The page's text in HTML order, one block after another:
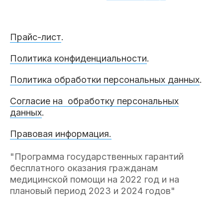
Прайс-лист.
Политика конфиденциальности.
Политика обработки персональных данных.
Согласие на обработку персональных
данных.
Правовая информация.
"Программа государственных гарантий
бесплатного оказания гражданам
медицинской помощи на 2022 год и на
плановый период 2023 и 2024 годов"